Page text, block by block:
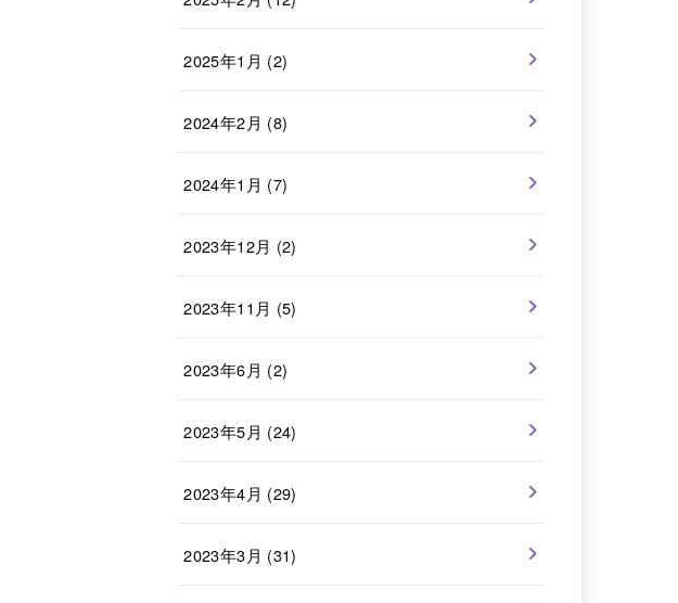
2025年1月 (2)
2024年2月 (8)
2024年1月 (7)
2023年12月 (2)
2023年11月 (5)
2023年6月 (2)
2023年5月 (24)
2023年4月 (29)
2023年3月 (31)